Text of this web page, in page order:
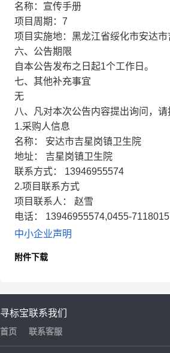
名称：宣传手册
项目周期：7
项目实施地：黑龙江省绥化市安达市
六、公告期限
自本公告发布之日起1个工作日。
七、其他补充事宜
无
八、凡对本次公告内容提出询问，
1.采购人信息
名称： 安达市吉星岗镇卫生院
地址： 吉星岗镇卫生院
联系方式： 13946955574
2.项目联系方式
项目联系人： 赵雪
电话： 13946955574,0455-7118015
中小企业声明
附件下载
寻标宝
首页
联系我们
联系客服